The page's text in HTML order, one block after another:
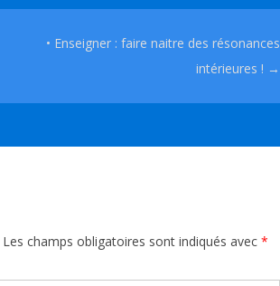
• Enseigner : faire naitre des résonances
intérieures ! →
Les champs obligatoires sont indiqués avec *